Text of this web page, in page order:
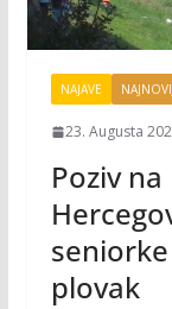
NAJAVE
23. Augusta
Poziv
plovak